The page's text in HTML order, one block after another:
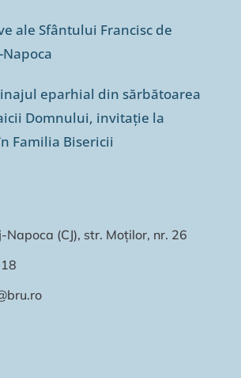
ale Sfântului Francisc de
eparhial din sărbătoarea
Domnului, invitație la
Familia Bisericii
(CJ), str. Moților, nr. 26